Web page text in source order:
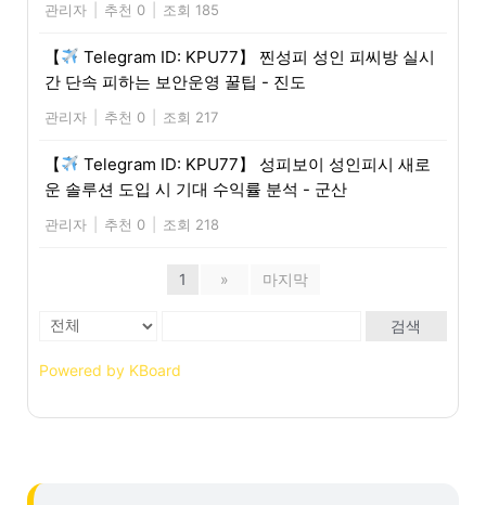
관리자 추천 0 조회 185
【
Telegram ID: KPU77】 찐성피 성인 피씨방 실시
간 단속 피하는 보안운영 꿀팁 - 진도
관리자 추천 0 조회 217
【
Telegram ID: KPU77】 성피보이 성인피시 새로
운 솔루션 도입 시 기대 수익률 분석 - 군산
관리자 추천 0 조회 218
1 » 마지막
검색
Powered by KBoard